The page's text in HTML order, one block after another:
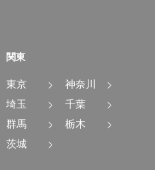
関東
東京
神奈川
埼玉
千葉
群馬
栃木
茨城